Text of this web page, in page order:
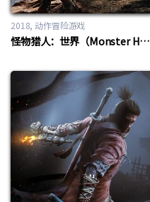
2018 动作冒险游戏
怪物猎人：世界（Monster Hunter：World）